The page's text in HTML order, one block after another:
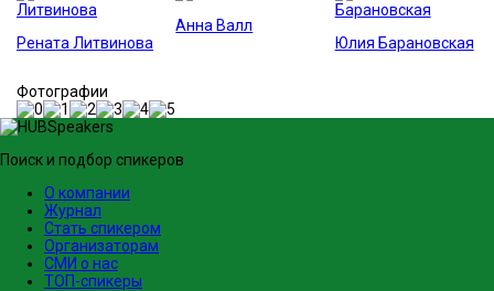
Рената Литвинова
Анна Валл
Юлия Барановская
Фотографии
Поиск и подбор спикеров
О компании
Журнал
Стать спикером
Организаторам
СМИ о нас
ТОП-спикеры